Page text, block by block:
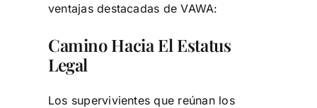
ventajas destacadas de VAWA:
Camino Hacia El Estatus
Legal
Los supervivientes que reúnan los